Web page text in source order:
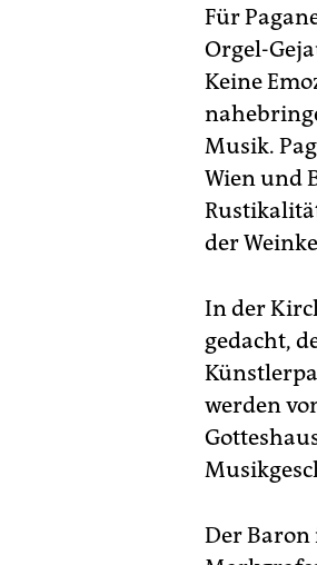
Für
Orgel-
Keine
Musik.
Wien und
der
In der
gedacht,
werden
Der Baron